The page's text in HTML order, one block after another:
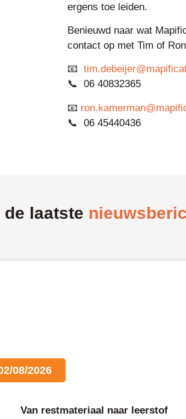
ergens toe leiden.
Benieuwd naar wat
contact op met Tim of
📧
📞 06 40832365
📧
📞 06 45440436
de laatste
08/2026
Van restmateriaal naar leerstof